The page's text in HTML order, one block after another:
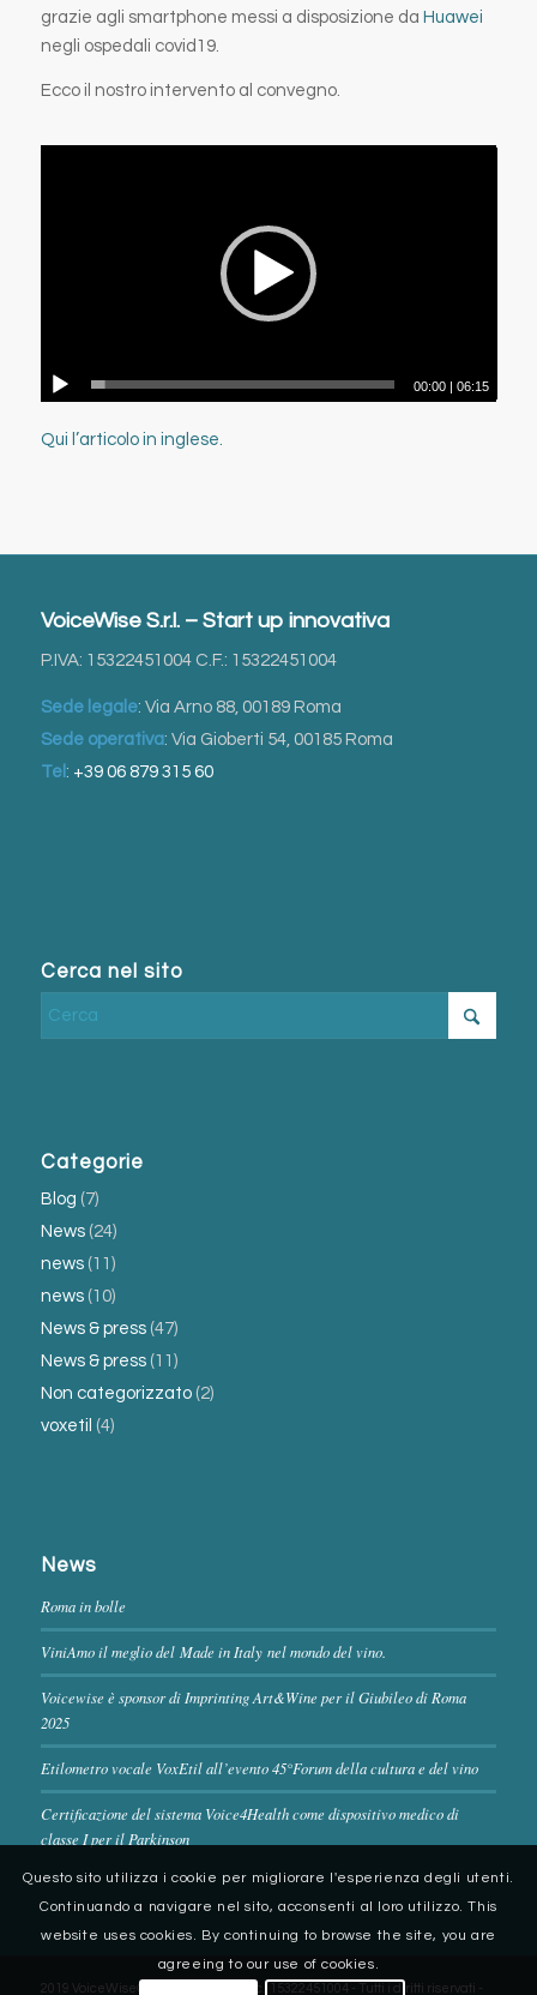
grazie agli smartphone messi a disposizione da Huawei
negli ospedali covid19.
Ecco il nostro intervento al convegno.
00:00 |06:15
Qui l’articolo in inglese.
VoiceWise S.r.l. – Start up innovativa
P.IVA: 15322451004 C.F.: 15322451004
Sede legale: Via Arno 88, 00189 Roma
Sede operativa: Via Gioberti 54, 00185 Roma
Tel : +39 06 879 315 60
Cerca nel sito
Categorie
Blog (7)
News(24)
news(11)
news(10)
News & press(47)
News & press(11)
Non categorizzato(2)
voxetil (4)
News
Roma in bolle
ViniAmo il meglio del Made in Italy nel mondo del vino.
Voicewise è sponsor di Imprinting Art&Wine per il Giubileo di Roma
2025
Etilometro vocale VoxEtil all’evento 45°Forum della cultura e del vino
Certificazione del sistema Voice4Health come dispositivo medico di
classe I per il Parkinson
2019 VoiceWise® Part. IVA / Cod. Fisc.: 15322451004 - Tutti i diritti riservati -
Questo sito utilizza i cookie per migliorare l'esperienza degli utenti.
Continuando a navigare nel sito, acconsenti al loro utilizzo. This
website uses cookies. By continuing to browse the site, you are
agreeing to our use of cookies.